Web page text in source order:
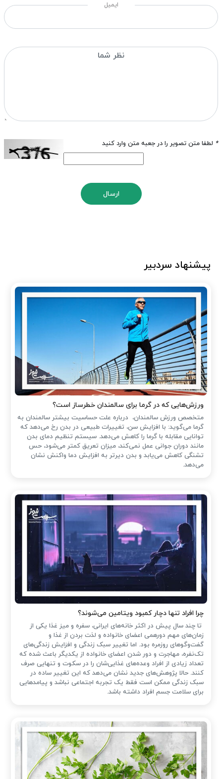
ایمیل
* لطفا متن تصویر را در جعبه متن وارد کنید
ارسال
پیشنهاد سردبیر
ورزش‌هایی که در گرما برای سالمندان خطرساز است؟
متخصص ورزش سالمندان، درباره علت حساسیت بیشتر سالمندان به
گرما می‌گوید: با افزایش سن، تغییرات طبیعی در بدن رخ می‌دهد که
توانایی مقابله با گرما را کاهش می‌دهد. سیستم تنظیم دمای بدن
مانند دوران جوانی عمل نمی‌کند، میزان تعریق کمتر می‌شود، حس
تشنگی کاهش می‌یابد و بدن دیرتر به افزایش دما واکنش نشان
می‌دهد.
چرا افراد تنها دچار کمبود ویتامین می‌شوند؟
تا چند سال پیش در اکثر خانه‌های ایرانی، سفره و میز غذا یکی از
زمان‌های مهم دورهمی اعضای خانواده و لذت بردن از غذا و
گفت‌وگوهای روزمره بود. اما تغییر سبک زندگی و افزایش زندگی‌های
تک‌نفره، مهاجرت و دور شدن اعضای خانواده از یکدیگر باعث شده که
تعداد زیادی از افراد وعده‌های غذایی‌شان را در سکوت و تنهایی صرف
کنند. حالا پژوهش‌های جدید نشان می‌دهد که این تغییر ساده در
سبک زندگی ممکن است فقط یک تجربه اجتماعی نباشد و پیامدهایی
برای سلامت جسم افراد داشته باشد.